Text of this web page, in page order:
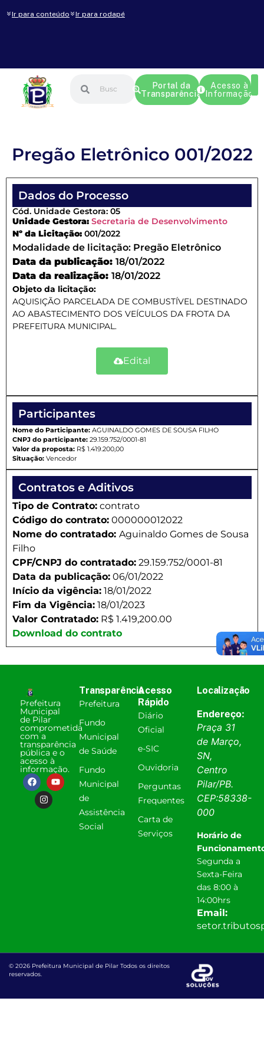
Ir para conteúdo Ir para rodapé
Portal da
Transparência
Acesso à
Informação
Pregão Eletrônico 001/2022
Dados do Processo
Cód. Unidade Gestora: 05
Unidade Gestora: Secretaria de Desenvolvimento
Nº da Licitação: 001/2022
Modalidade de licitação: Pregão Eletrônico
Data da publicação: 18/01/2022
Data da realização: 18/01/2022
Objeto da licitação:
AQUISIÇÃO PARCELADA DE COMBUSTÍVEL DESTINADO
AO ABASTECIMENTO DOS VEÍCULOS DA FROTA DA
PREFEITURA MUNICIPAL.
Edital
Participantes
Nome do Participante: AGUINALDO GOMES DE SOUSA FILHO
CNPJ do participante: 29.159.752/0001-81
Valor da proposta: R$ 1.419.200,00
Situação: Vencedor
Contratos e Aditivos
Tipo de Contrato: contrato
Código do contrato: 000000012022
Nome do contratado: Aguinaldo Gomes de Sousa
Filho
CPF/CNPJ do contratado: 29.159.752/0001-81
Data da publicação: 06/01/2022
Início da vigência: 18/01/2022
Fim da Vigência: 18/01/2023
Valor Contratado: R$ 1.419,200.00
Download do contrato
Prefeitura
Municipal
de Pilar
comprometida
com a
transparência
pública e o
acesso à
informação.
Transparência
Prefeitura
Fundo
Municipal
de Saúde
Fundo
Municipal
de
Assistência
Social
Acesso
Rápido
Diário
Oficial
e-SIC
Ouvidoria
Perguntas
Frequentes
Carta de
Serviços
Localização
Endereço:
Praça 31
de Março,
SN,
Centro
Pilar/PB.
CEP:58338-
000
Horário de
Segunda a
Sexta-Feira
das 8:00 à
14:00hrs
Email:
© 2026 Prefeitura Municipal de Pilar Todos os direitos
reservados.